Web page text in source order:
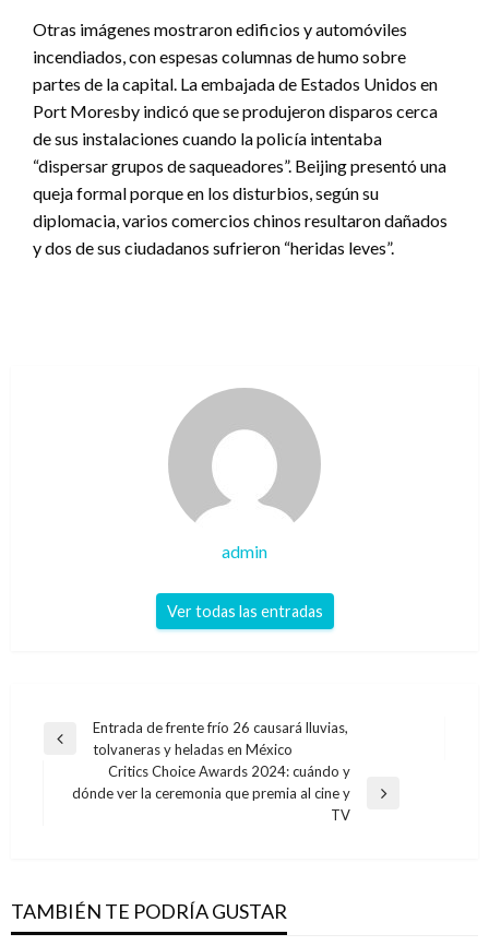
Otras imágenes mostraron edificios y automóviles
incendiados, con espesas columnas de humo sobre
partes de la capital. La embajada de Estados Unidos en
Port Moresby indicó que se produjeron disparos cerca
de sus instalaciones cuando la policía intentaba
“dispersar grupos de saqueadores”. Beijing presentó una
queja formal porque en los disturbios, según su
diplomacia, varios comercios chinos resultaron dañados
y dos de sus ciudadanos sufrieron “heridas leves”.
admin
Ver todas las entradas
Navegación
entradas
Entrada
Entrada de frente frío 26 causará lluvias,
tolvaneras y heladas en México
Entrada
Critics Choice Awards 2024: cuándo y
dónde ver la ceremonia que premia al cine y
TV
TAMBIÉN TE PODRÍA GUSTAR